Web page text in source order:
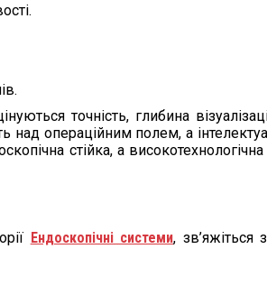
точність, глибина
над операційним полем, а
стійка, а
Ендоскопічні системи,